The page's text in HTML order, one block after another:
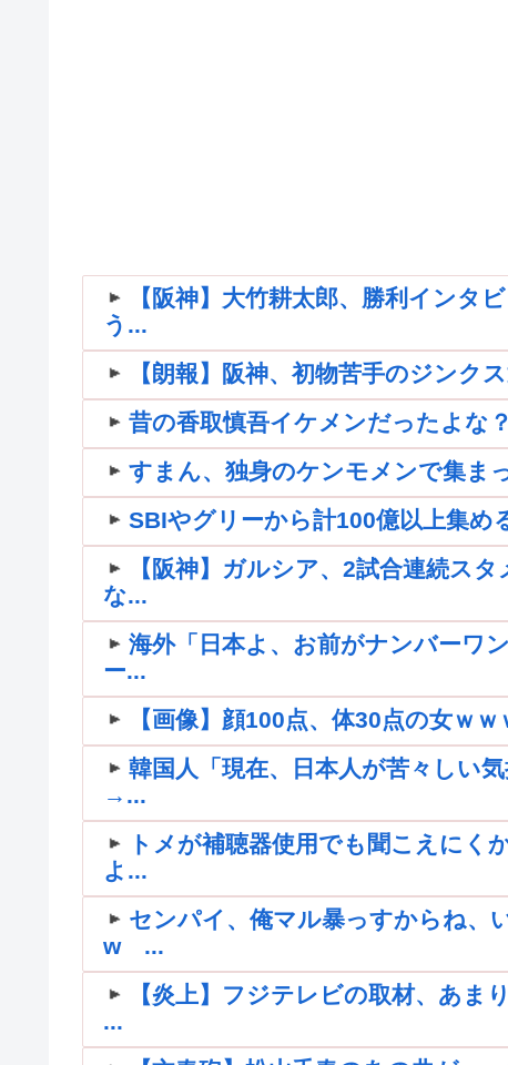
【阪神】大竹耕太郎、勝利インタ
う...
【朗報】阪神、初物苦手のジンク
昔の香取慎吾イケメンだったよな？
すまん、独身のケンモメンで集ま
SBIやグリーから計100億以上集
【阪神】ガルシア、2試合連続ス
な...
海外「日本よ、お前がナンバーワ
ー...
【画像】顔100点、体30点の女ｗｗ
韓国人「現在、日本人が苦々しい
→...
トメが補聴器使用でも聞こえにく
よ...
センパイ、俺マル暴っすからね、
w ...
【炎上】フジテレビの取材、あま
...